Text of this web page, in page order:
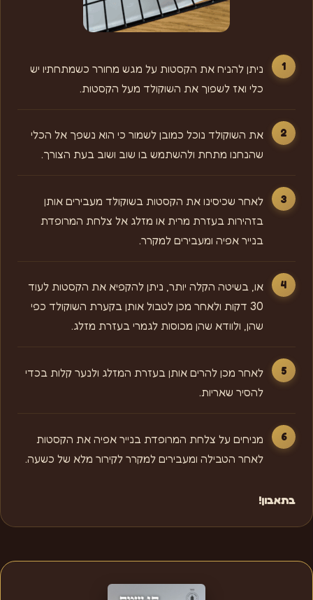
ניתן להניח את הקסטות על מגש מחורר כשמתחתיו יש
כלי ואז לשפוך את השוקולד מעל הקסטות.
את השוקולד נוכל כמובן לשמור כי הוא נשפך אל הכלי
שהנחנו מתחת ולהשתמש בו שוב ושוב בעת הצורך.
לאחר שכיסינו את הקסטות בשוקולד מעבירים אותן
בזהירות בעזרת מרית או מזלג אל צלחת המרופדת
בנייר אפיה ומעבירים למקרר.
או, בשיטה הקלה יותר, ניתן להקפיא את הקסטות לעוד
30 דקות ולאחר מכן לטבול אותן בקערת השוקולד כפי
שהן, ולוודא שהן מכוסות לגמרי בעזרת מזלג.
לאחר מכן להרים אותן בעזרת המזלג ולנער קלות בכדי
להסיר שאריות.
מניחים על צלחת המרופדת בנייר אפיה את הקסטות
לאחר הטבילה ומעבירים למקרר לקירור מלא של כשעה.
בתאבון!